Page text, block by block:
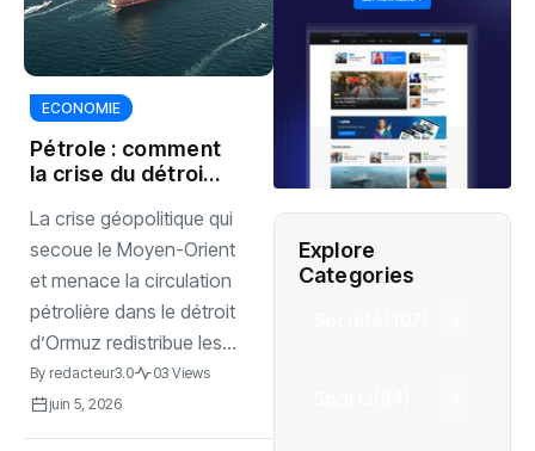
ECONOMIE
Pétrole : comment
la crise du détroit
le Brésil au cœur
du marché
mondial
La crise géopolitique qui
secoue le Moyen-Orient
et menace la circulation
pétrolière dans le détroit
d’Ormuz redistribue les...
By redacteur3.0
03 Views
juin 5, 2026
Explore
Categories